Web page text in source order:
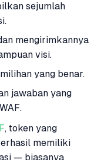
sejumlah
mengirimkannya
visi.
yang benar.
jawaban yang
, token yang
memiliki
— biasanya